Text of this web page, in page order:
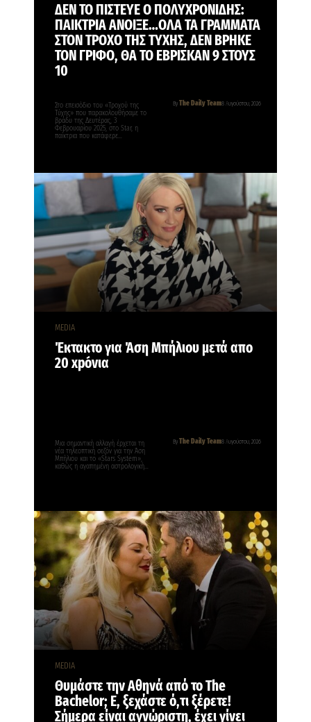
ΔΕΝ ΤΟ ΠΙΣΤΕΥΕ Ο ΠΟΛΥΧΡΟΝΙΔΗΣ:
ΠΑΙΚΤΡΙΑ ΑΝΟΙΞΕ…ΟΛΑ ΤΑ ΓΡΑΜΜΑΤΑ
ΣΤΟΝ ΤΡΟΧΟ ΤΗΣ ΤΥΧΗΣ, ΔΕΝ ΒΡΗΚΕ
ΤΟΝ ΓΡΙΦΟ, ΘΑ ΤΟ ΕΒΡΙΣΚΑΝ 9 ΣΤΟΥΣ
10
By The Daily Team8 Αυγούστου, 2026
Στο επεισόδιο του «Τροχού της
Τύχης» που παρακολουθήσαμε το
βράδυ της Δευτέρας, 3
Φεβρουαρίου 2025, στο Star, η
παίκτρια που κατάφερε…
MEDIA
Έκτακτο για Άση Μπήλιου μετά απο
20 xpóvια
By The Daily Team8 Αυγούστου, 2026
Μια σημαντική αλλαγή έρχεται τη
νέα τηλεοπτική σεζόν για την Άση
Μπήλιου και το «Stars System»,
καθώς η αγαπημένη αστρολογική…
MEDIA
Θυμάστε την Αθηνά από το The
Bachelor; Ε, ξεχάστε ό,τι ξέρετε!
Σήμερα είναι αγνώριστη, έχει γίνει